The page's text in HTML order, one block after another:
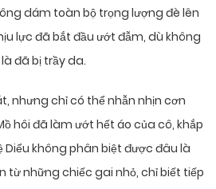
dám toàn bộ trọng lượng đè lên
lực đã bắt đầu ướt đẫm, dù không
đã bị trầy da.
nhưng chỉ có thể nhẫn nhịn cơn
hôi đã làm ướt hết áo của cô, khắp
Diểu không phân biệt được đâu là
từ những chiếc gai nhỏ, chỉ biết tiếp